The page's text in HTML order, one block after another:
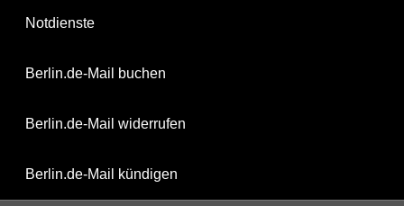
Notdienste
Berlin.de-Mail buchen
Berlin.de-Mail widerrufen
Berlin.de-Mail kündigen